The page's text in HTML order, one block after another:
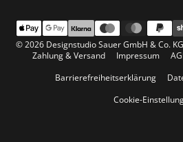
© 2026 Designstudio Sauer GmbH & Co. KG
Zahlung & Versand
Impressum
Barrierefreiheitserklärung
Cookie-